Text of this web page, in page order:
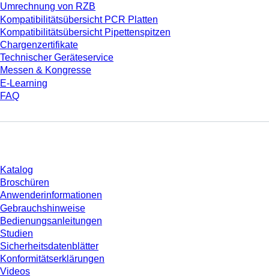
Umrechnung von RZB
Kompatibilitätsübersicht PCR Platten
Kompatibilitätsübersicht Pipettenspitzen
Chargenzertifikate
Technischer Geräteservice
Messen & Kongresse
E-Learning
FAQ
Katalog
Broschüren
Anwenderinformationen
Gebrauchshinweise
Bedienungsanleitungen
Studien
Sicherheitsdatenblätter
Konformitätserklärungen
Videos